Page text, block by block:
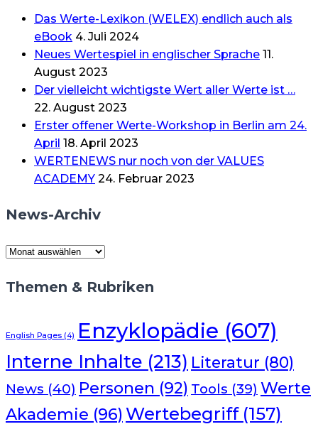
Das Werte-Lexikon (WELEX) endlich auch als
eBook 4. Juli 2024
Neues Wertespiel in englischer Sprache 11.
August 2023
Der vielleicht wichtigste Wert aller Werte ist …
22. August 2023
Erster offener Werte-Workshop in Berlin am 24.
April 18. April 2023
WERTENEWS nur noch von der VALUES
ACADEMY 24. Februar 2023
News-Archiv
News-
Themen & Rubriken
English Pages (4) Enzyklopädie (607)
Interne Inhalte (213) Literatur (80)
News (40) Personen (92) Tools (39) Werte
Akademie (96) Wertebegriff(157)